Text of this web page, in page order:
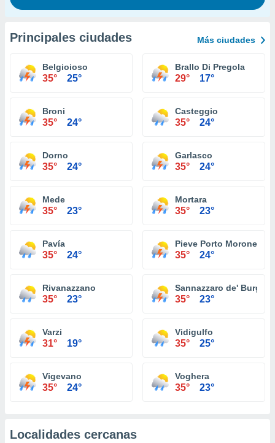
Principales ciudades Más ciudades
Belgioioso
35° 25°
Brallo Di Pregola
29° 17°
Broni
35° 24°
Casteggio
35° 24°
Dorno
35° 24°
Garlasco
35° 24°
Mede
35° 23°
Mortara
35° 23°
Pavía
35° 24°
Pieve Porto Morone
35° 24°
Rivanazzano
35° 23°
Sannazzaro de'
35° 23°
Varzi
31° 19°
Vidigulfo
35° 25°
Vigevano
35° 24°
Voghera
35° 23°
Localidades cercanas